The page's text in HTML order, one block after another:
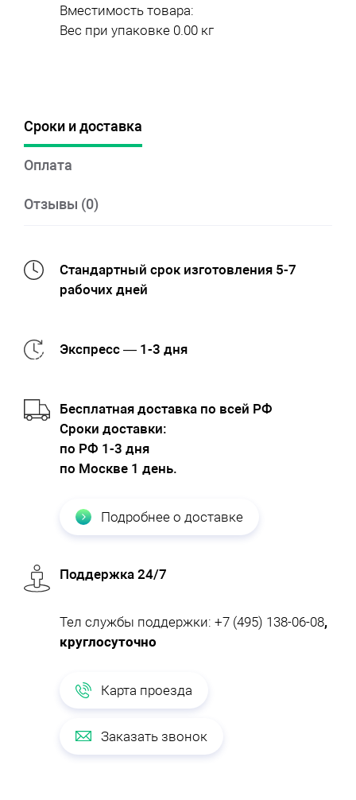
Вместимость товара:
Вес при упаковке 0.00 кг
Сроки и доставка
Оплата
Отзывы (0)
Стандартный срок изготовления 5-7
рабочих дней
Экспресс — 1-3 дня
Бесплатная доставка по всей РФ
Cроки доставки:
по РФ 1-3 дня
по Москве 1 день.
Подробнее о доставке
Поддержка 24/7
Тел службы поддержки: +7 (495) 138-06-08,
круглосуточно
Карта проезда
Заказать звонок